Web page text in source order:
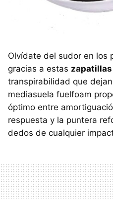
Olvídate del sudor en los
gracias a estas
transpirabilidad que
mediasuela fuelfoam
óptimo entre
respuesta y la puntera
dedos de cualquier